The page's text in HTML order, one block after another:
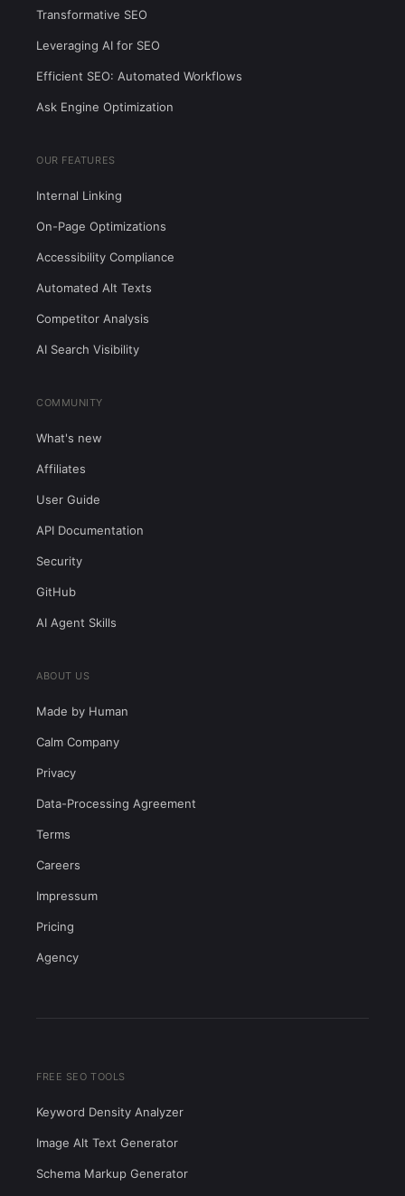
Transformative SEO
Leveraging AI for SEO
Efficient SEO: Automated Workflows
Ask Engine Optimization
OUR FEATURES
Internal Linking
On-Page Optimizations
Accessibility Compliance
Automated Alt Texts
Competitor Analysis
AI Search Visibility
COMMUNITY
What's new
Affiliates
User Guide
API Documentation
Security
GitHub
AI Agent Skills
ABOUT US
Made by Human
Calm Company
Privacy
Data-Processing Agreement
Terms
Careers
Impressum
Pricing
Agency
FREE SEO TOOLS
Keyword Density Analyzer
Image Alt Text Generator
Schema Markup Generator